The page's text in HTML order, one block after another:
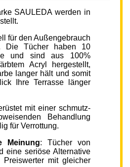
SAULEDA werden in
für den Außengebrauch
Die Tücher haben 10
und sind aus 100%
Acryl hergestellt,
langer hält und somit
Ihre Terrasse länger
mit einer schmutz-
Behandlung
für Verrottung.
Meinung: Tücher von
eine seriöse Alternative
Preiswerter mit gleicher